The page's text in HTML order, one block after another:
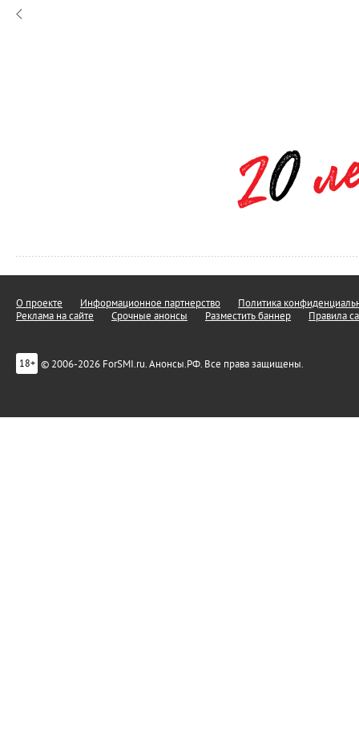
О проекте Информационное партнерство
Политика
Реклама на сайте
Срочные анонсы Разместить баннер Правила
18+ © 2006-2026 ForSMI.ru. Анонсы.РФ. Все права защищены.